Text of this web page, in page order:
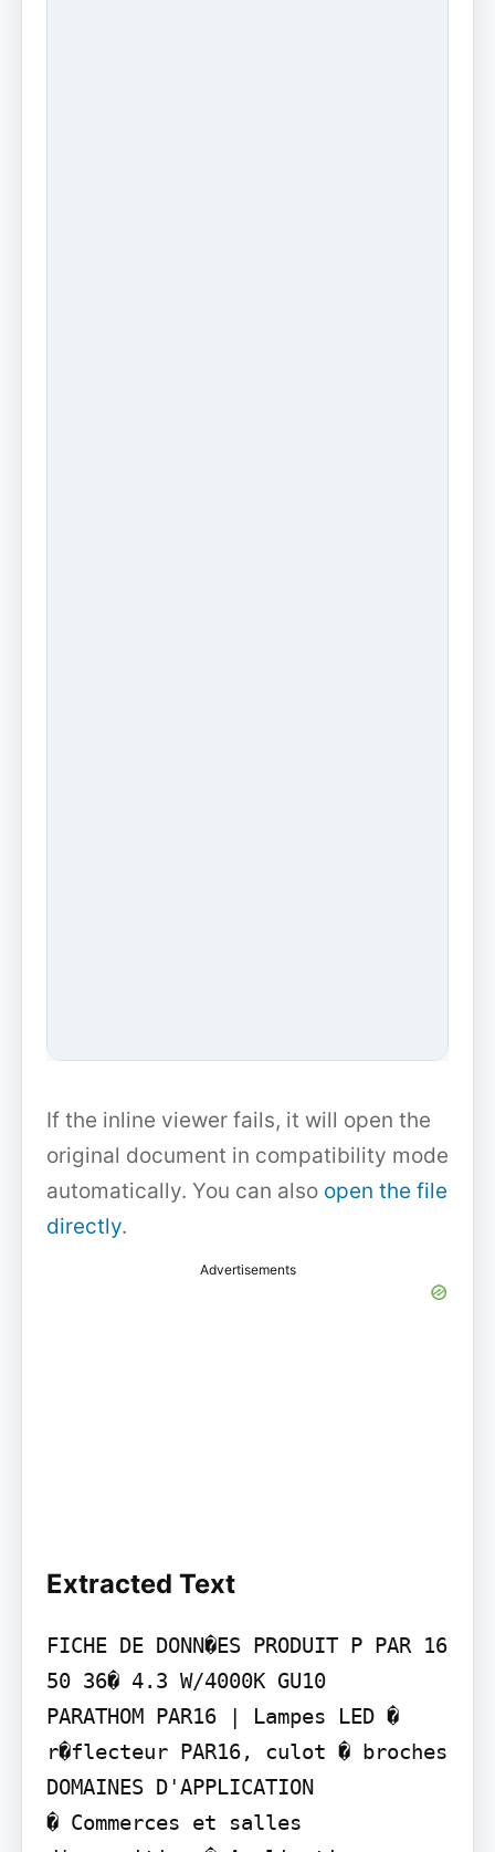
If the inline viewer fails, it will open the
original document in compatibility mode
automatically. You can also open the file
directly.
Advertisements
Extracted Text
FICHE DE DONN�ES PRODUIT P PAR 16
50 36� 4.3 W/4000K GU10
PARATHOM PAR16 | Lampes LED �
r�flecteur PAR16, culot � broches
DOMAINES D'APPLICATION
� Commerces et salles